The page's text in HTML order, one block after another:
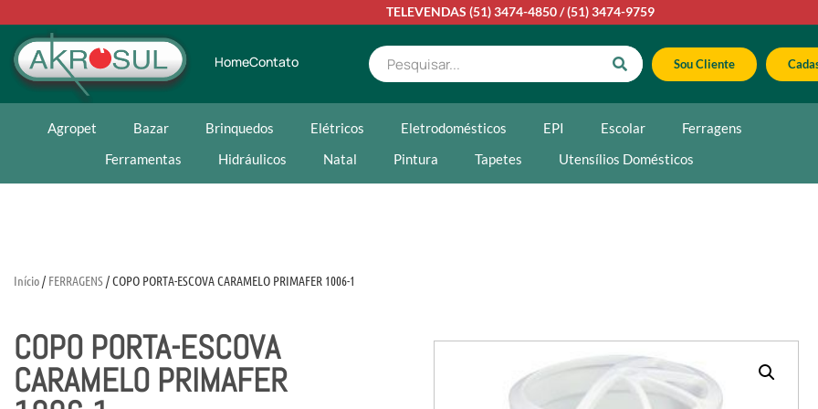
TELEVENDAS (51) 3474-4850/(51) 3474-9759
HomeContato Sou Cliente
Agropet Bazar Brinquedos Elétricos Eletrodomésticos EPI Escolar
Ferragens
Ferramentas
Hidráulicos Natal Pintura Tapetes Utensílios Domésticos
Início/ FERRAGENS/ COPO PORTA-ESCOVA CARAMELO PRIMAFER 1006-1
COPO PORTA-ESCOVA
CARAMELO PRIMAFER